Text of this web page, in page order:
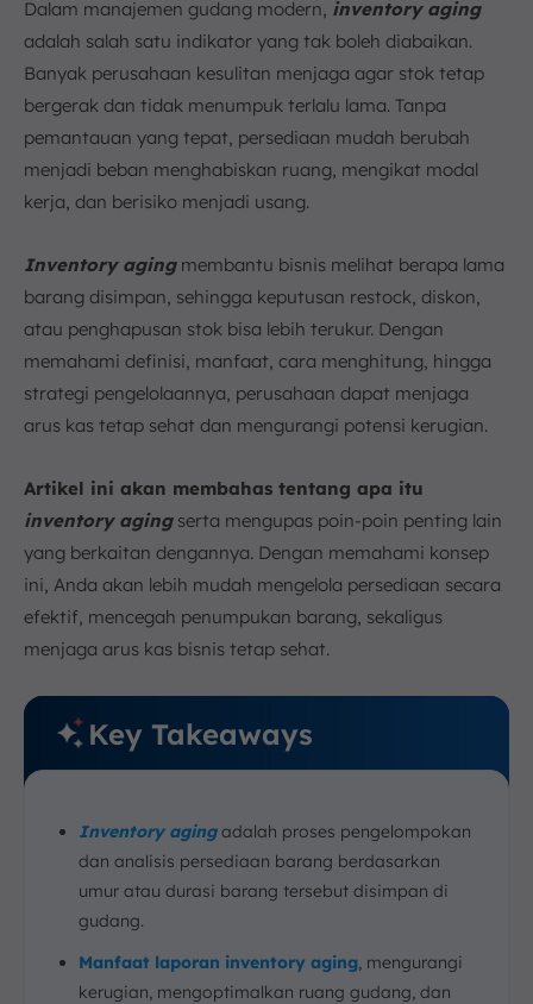
2. Modal Kerja Tertahan dalam Stok Mati (Dead
Stock)
3. Penurunan Nilai Jual dan Margin Keuntungan
4. Risiko Kerusakan dan Kedaluwarsa Produk
Jenis Barang yang Paling Rentan Mengalami
Penuaan
1. Produk Makanan dan Farmasi (Barang Berbatas
2. Produk Teknologi dan Elektronik
3. Produk Fashion dan Barang Musiman
Strategi Jitu untuk Mencegah dan Mengatasi
Inventory Aging
1. Terapkan Metode Rotasi Stok (FIFO/FEFO)
2. Lakukan Peramalan Permintaan (Demand
Forecasting) yang Akurat
3. Lakukan Audit dan Analisis Stok Secara Rutin
4. Buat Program Promosi atau Diskon untuk Stok
Lama
5. Sesuaikan Strategi Pembelian dan Produksi
Optimalkan Pengelolaan Inventory Aging dengan
Software Inventory ScaleOcean
Kesimpulan
Dalam manajemen gudang modern, inventory aging
adalah salah satu indikator yang tak boleh diabaikan.
Banyak perusahaan kesulitan menjaga agar stok tetap
bergerak dan tidak menumpuk terlalu lama. Tanpa
pemantauan yang tepat, persediaan mudah berubah
menjadi beban menghabiskan ruang, mengikat modal
kerja, dan berisiko menjadi usang.
Inventory agingmembantu bisnis melihat berapa lama
barang disimpan, sehingga keputusan restock, diskon,
atau penghapusan stok bisa lebih terukur. Dengan
memahami definisi, manfaat, cara menghitung, hingga
strategi pengelolaannya, perusahaan dapat menjaga
arus kas tetap sehat dan mengurangi potensi kerugian.
Artikel ini akan membahas tentang apa itu
inventory agingserta mengupas poin-poin penting lain
yang berkaitan dengannya. Dengan memahami konsep
ini, Anda akan lebih mudah mengelola persediaan secara
efektif, mencegah penumpukan barang, sekaligus
menjaga arus kas bisnis tetap sehat.
Key Takeaways
Inventory agingadalah proses pengelompokan
dan analisis persediaan barang berdasarkan
umur atau durasi barang tersebut disimpan di
gudang.
Manfaat laporan inventory aging, mengurangi
kerugian, mengoptimalkan ruang gudang, dan